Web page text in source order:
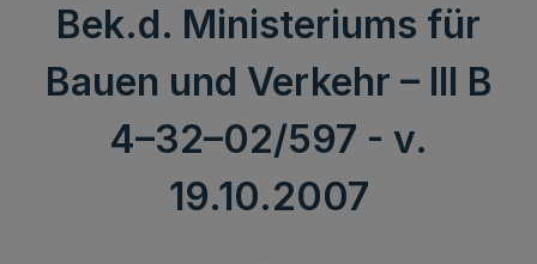
Bek.d. Ministeriums für
Bauen und Verkehr – III B
4–32–02/597 - v.
19.10.2007